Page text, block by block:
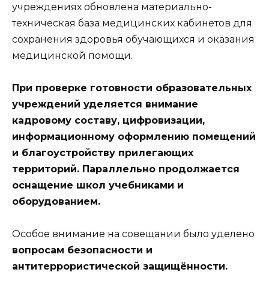
учреждениях обновлена материально-
техническая база медицинских кабинетов для
сохранения здоровья обучающихся и оказания
медицинской помощи.
При проверке готовности образовательных
учреждений уделяется внимание
кадровому составу, цифровизации,
информационному оформлению помещений
и благоустройству прилегающих
территорий. Параллельно продолжается
оснащение школ учебниками и
оборудованием.
Особое внимание на совещании было уделено
вопросам безопасности и
антитеррористической защищённости.